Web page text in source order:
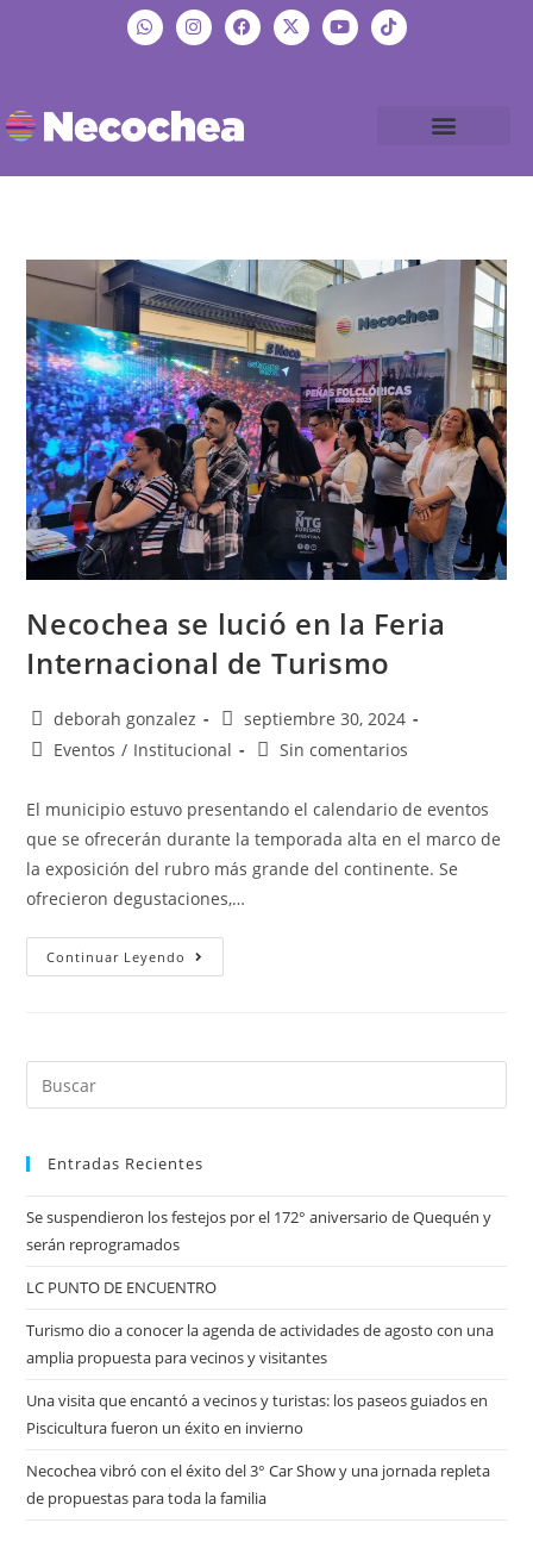
Necochea se lució en la Feria
Internacional de Turismo
deborah gonzalez
septiembre 30, 2024
Eventos / Institucional Sin comentarios
El municipio estuvo presentando el calendario de eventos
que se ofrecerán durante la temporada alta en el marco de
la exposición del rubro más grande del continente. Se
ofrecieron degustaciones,…
Continuar Leyendo
Entradas Recientes
Se suspendieron los festejos por el 172° aniversario de Quequén y
serán reprogramados
LC PUNTO DE ENCUENTRO
Turismo dio a conocer la agenda de actividades de agosto con una
amplia propuesta para vecinos y visitantes
Una visita que encantó a vecinos y turistas: los paseos guiados en
Piscicultura fueron un éxito en invierno
Necochea vibró con el éxito del 3° Car Show y una jornada repleta
de propuestas para toda la familia